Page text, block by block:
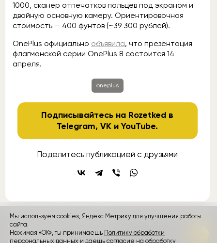
1000, сканер отпечатков пальцев под экраном и
двойную основную камеру. Ориентировочная
стоимость — 400 фунтов (~39 300 рублей).
OnePlus официально объявила, что презентация
флагманской серии OnePlus 8 состоится 14
апреля.
oneplus
Подписывайтесь на Rozetked в
Telegram,VK иYouTube.
Поделитесь публикацией с друзьями
контакты
Мы используем cookies, Яндекс Метрику для улучшения работы
сайта.
Нажимая «ОК», ты принимаешь Политику обработки
персональных данных и даешь согласие на обработку